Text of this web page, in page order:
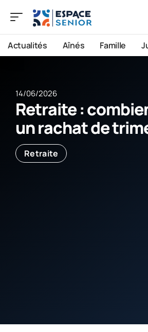
Actualités Aînés Famille
14/06/2026
Retraite :
un rachat de
Retraite